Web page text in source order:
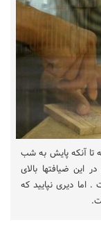
تا آنکه پایش به شب
ضیافتها بالای
اما دیری نپایید که